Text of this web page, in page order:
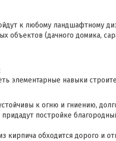
к любому ландшафтному
объектов (дачного домика,
элементарные навыки
к огню и гниению,
постройке
кирпича обходится дорого и